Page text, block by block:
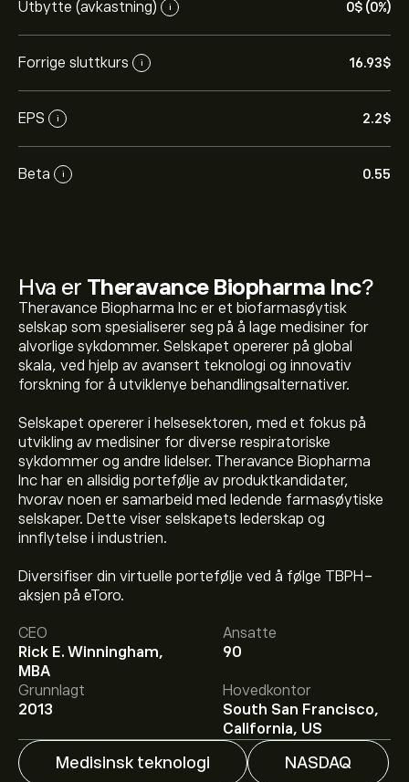
Utbytte (avkastning) i 0‎$‎ (0%)
Forrige sluttkurs i 16.93‎$‎
EPS i 2.2‎$‎
Beta i 0.55
Hva er Theravance Biopharma Inc?
Theravance Biopharma Inc er et biofarmasøytisk
selskap som spesialiserer seg på å lage medisiner for
alvorlige sykdommer. Selskapet opererer på global
skala, ved hjelp av avansert teknologi og innovativ
forskning for å utviklenye behandlingsalternativer.
Selskapet opererer i helsesektoren, med et fokus på
utvikling av medisiner for diverse respiratoriske
sykdommer og andre lidelser. Theravance Biopharma
Inc har en allsidig portefølje av produktkandidater,
hvorav noen er samarbeid med ledende farmasøytiske
selskaper. Dette viser selskapets lederskap og
innflytelse i industrien.
Diversifiser din virtuelle portefølje ved å følge TBPH-
aksjen på eToro.
CEO
Rick E. Winningham,
MBA
Ansatte
90
Grunnlagt
2013
Hovedkontor
South San Francisco,
California, US
Medisinsk teknologi NASDAQ
Den nåværende prisen på TBPH er 16.93‎$‎.
Det gjennomsnittlige kursmålet for Theravance
Biopharma Inc er 16.93‎$‎.
Registrer degpå eToro for
detaljerte forventninger og kursmål fra analytikere.
Analytikere gir forventninger for Theravance Biopharma